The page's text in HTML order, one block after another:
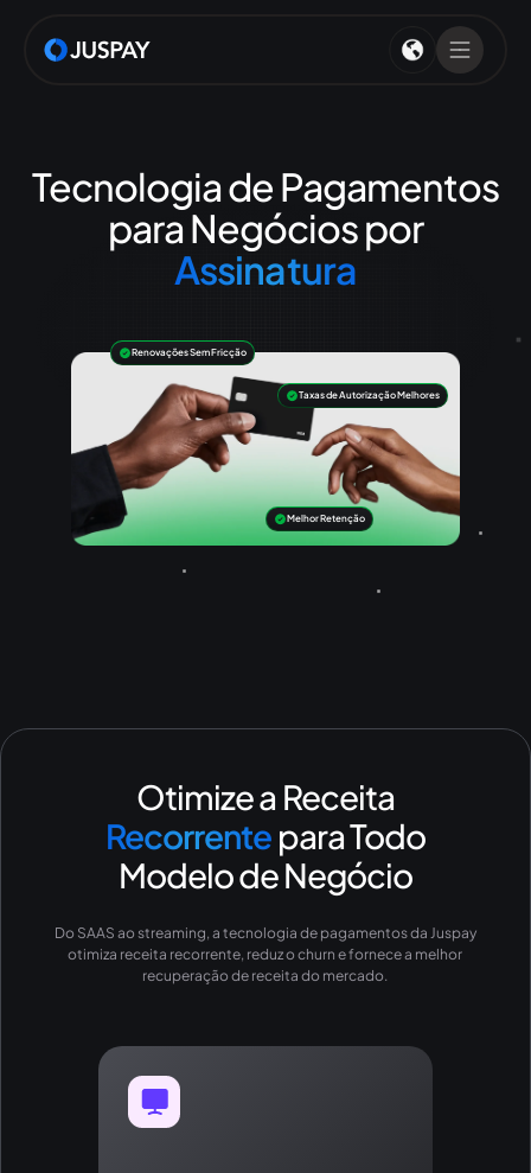
Tecnologia de Pagamentos
para Negócios por
Assinatura
Melhor Retenção
Taxas de Autorização Melhores
Renovações Sem Fricção
Otimize a Receita
Recorrente para Todo
Modelo de Negócio
Do SAAS ao streaming, a tecnologia de pagamentos da Juspay
otimiza receita recorrente, reduz o churn e fornece a melhor
recuperação de receita do mercado.